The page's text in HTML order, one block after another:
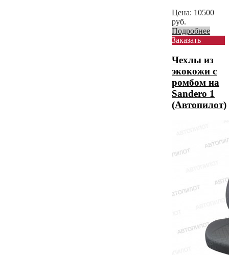
Цена: 10500
руб.
Подробнее
Заказать
Чехлы из
экокожи с
ромбом на
Sandero 1
(Автопилот)